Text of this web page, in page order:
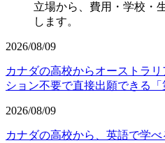
立場から、費用・学校・
します。
2026/08/09
カナダの高校からオーストラ
ション不要で直接出願できる「
2026/08/09
カナダの高校から、英語で学